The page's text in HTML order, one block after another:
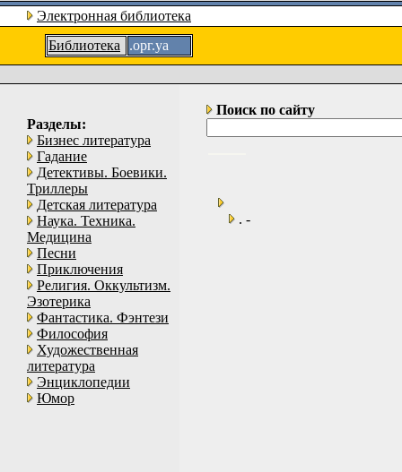
Электронная библиотека
Библиотека
.орг.уа
Разделы:
Бизнес литература
Гадание
Детективы. Боевики.
Триллеры
Детская литература
Наука. Техника.
Медицина
Песни
Приключения
Религия. Оккультизм.
Эзотерика
Фантастика. Фэнтези
Философия
Художественная
литература
Энциклопедии
Юмор
Поиск по сайту
. -